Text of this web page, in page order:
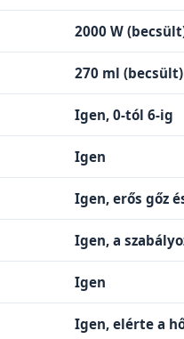
2000 W
270 ml (becsült)
Igen, 0-tól 6-ig
Igen
Igen, erős gőz
Igen, a
Igen
Igen, elérte a